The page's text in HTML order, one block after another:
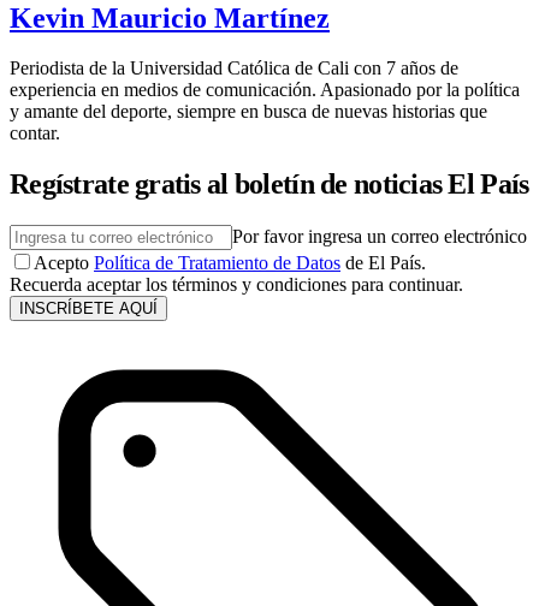
Kevin Mauricio Martínez
Periodista de la Universidad Católica de Cali con 7 años de
experiencia en medios de comunicación. Apasionado por la política
y amante del deporte, siempre en busca de nuevas historias que
contar.
Regístrate gratis al boletín de noticias El País
Por favor ingresa un correo electrónico
Acepto Política de Tratamiento de Datos de El País.
Recuerda aceptar los términos y condiciones para continuar.
INSCRÍBETE AQUÍ